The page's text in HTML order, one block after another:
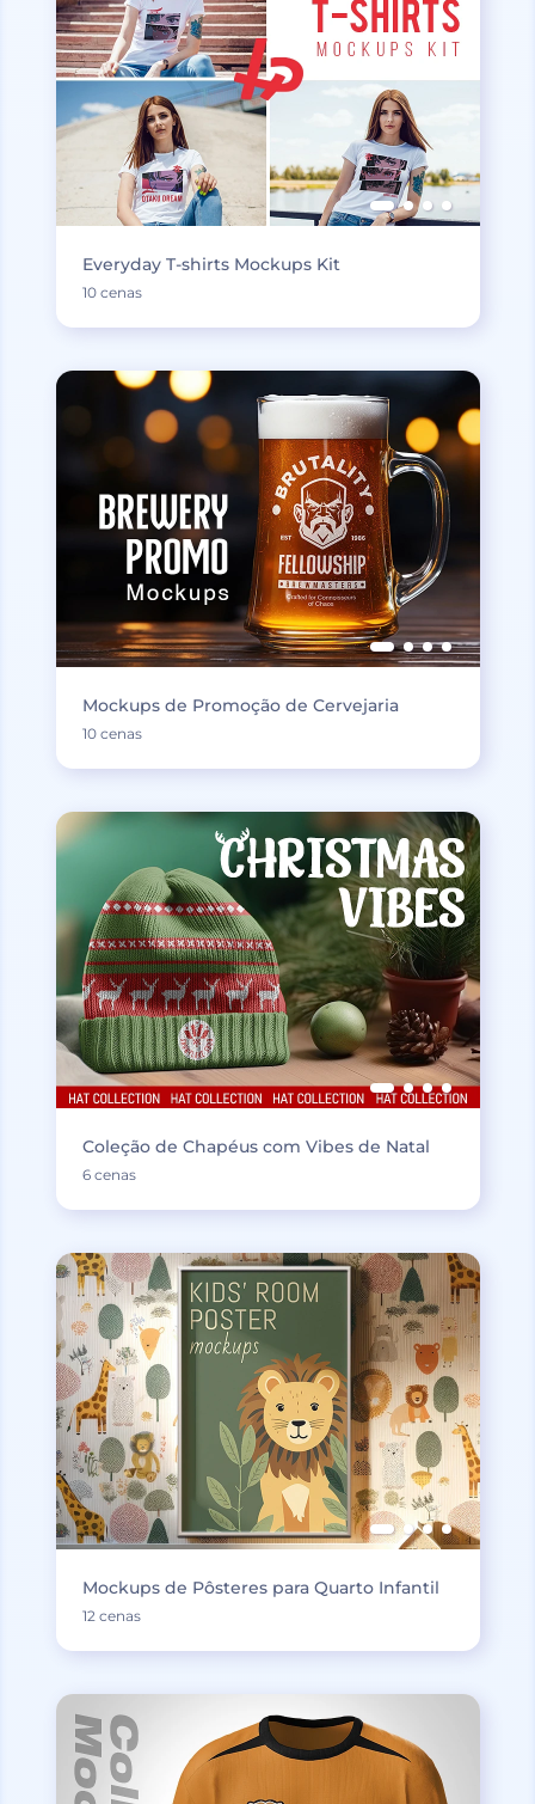
Everyday T-shirts Mockups Kit
10 cenas
Mockups de Promoção de Cervejaria
10 cenas
Coleção de Chapéus com Vibes de Natal
6 cenas
Mockups de Pôsteres para Quarto Infantil
12 cenas